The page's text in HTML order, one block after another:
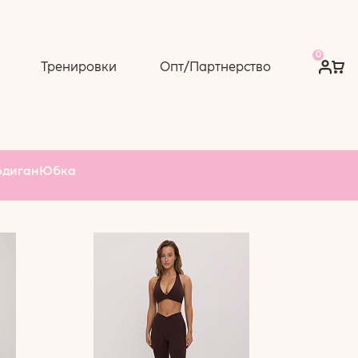
Тренировки Опт/Партнерство
0
Юбка